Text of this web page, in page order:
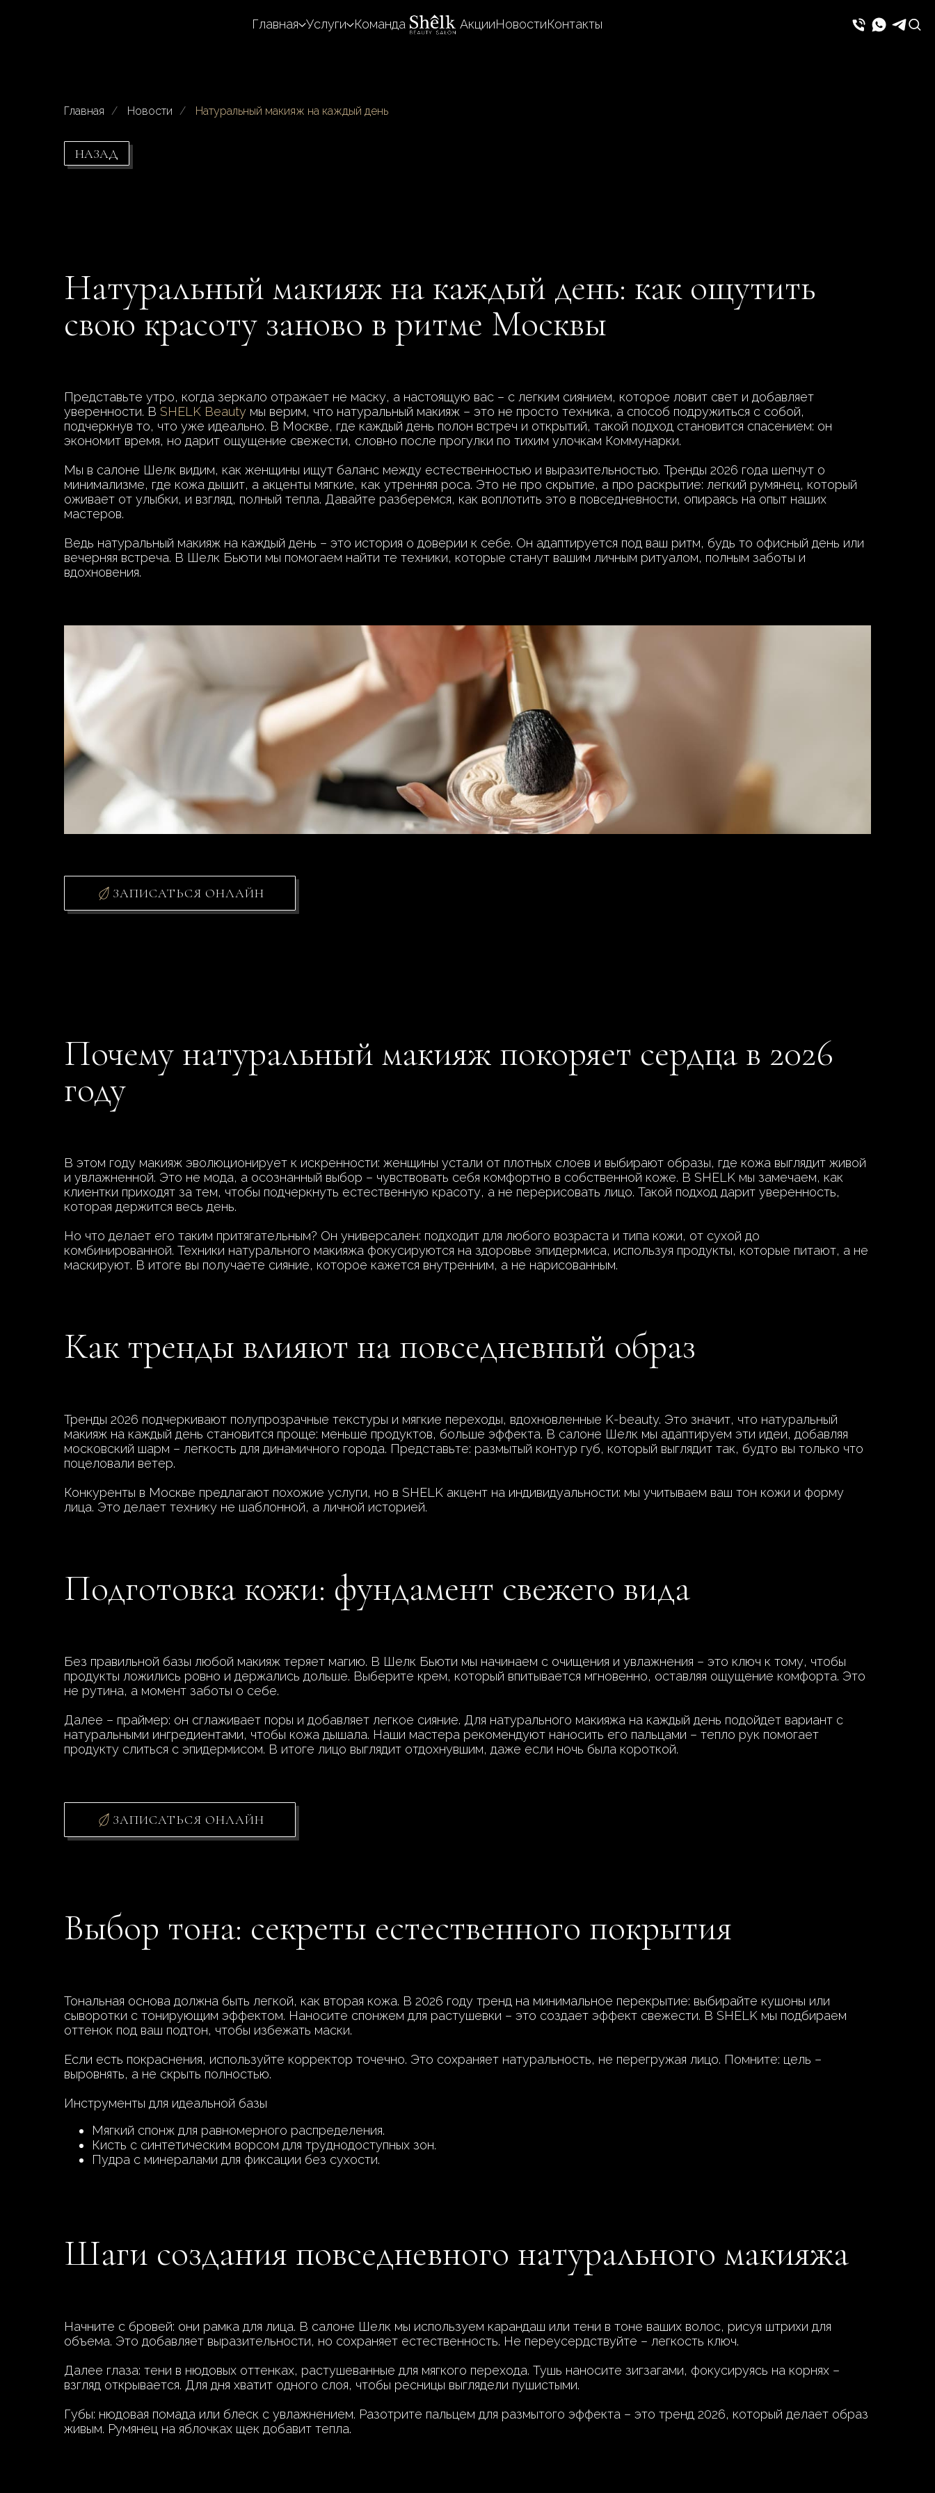
Главная Услуги Команда АкцииНовостиКонтакты
Главная / Новости / Натуральный макияж на каждый день
НАЗАД
Натуральный макияж на каждый день: как ощутить
свою красоту заново в ритме Москвы
Представьте утро, когда зеркало отражает не маску, а настоящую вас – с легким сиянием, которое ловит свет и добавляет
уверенности. В SHELK Beauty мы верим, что натуральный макияж – это не просто техника, а способ подружиться с собой,
подчеркнув то, что уже идеально. В Москве, где каждый день полон встреч и открытий, такой подход становится спасением: он
экономит время, но дарит ощущение свежести, словно после прогулки по тихим улочкам Коммунарки.
Мы в салоне Шелк видим, как женщины ищут баланс между естественностью и выразительностью. Тренды 2026 года шепчут о
минимализме, где кожа дышит, а акценты мягкие, как утренняя роса. Это не про скрытие, а про раскрытие: легкий румянец, который
оживает от улыбки, и взгляд, полный тепла. Давайте разберемся, как воплотить это в повседневности, опираясь на опыт наших
мастеров.
Ведь натуральный макияж на каждый день – это история о доверии к себе. Он адаптируется под ваш ритм, будь то офисный день или
вечерняя встреча. В Шелк Бьюти мы помогаем найти те техники, которые станут вашим личным ритуалом, полным заботы и
вдохновения.
ЗАПИСАТЬСЯ ОНЛАЙН
Почему натуральный макияж покоряет сердца в 2026
году
В этом году макияж эволюционирует к искренности: женщины устали от плотных слоев и выбирают образы, где кожа выглядит живой
и увлажненной. Это не мода, а осознанный выбор – чувствовать себя комфортно в собственной коже. В SHELK мы замечаем, как
клиентки приходят за тем, чтобы подчеркнуть естественную красоту, а не перерисовать лицо. Такой подход дарит уверенность,
которая держится весь день.
Но что делает его таким притягательным? Он универсален: подходит для любого возраста и типа кожи, от сухой до
комбинированной. Техники натурального макияжа фокусируются на здоровье эпидермиса, используя продукты, которые питают, а не
маскируют. В итоге вы получаете сияние, которое кажется внутренним, а не нарисованным.
Как тренды влияют на повседневный образ
Тренды 2026 подчеркивают полупрозрачные текстуры и мягкие переходы, вдохновленные K-beauty. Это значит, что натуральный
макияж на каждый день становится проще: меньше продуктов, больше эффекта. В салоне Шелк мы адаптируем эти идеи, добавляя
московский шарм – легкость для динамичного города. Представьте: размытый контур губ, который выглядит так, будто вы только что
поцеловали ветер.
Конкуренты в Москве предлагают похожие услуги, но в SHELK акцент на индивидуальности: мы учитываем ваш тон кожи и форму
лица. Это делает технику не шаблонной, а личной историей.
Подготовка кожи: фундамент свежего вида
Без правильной базы любой макияж теряет магию. В Шелк Бьюти мы начинаем с очищения и увлажнения – это ключ к тому, чтобы
продукты ложились ровно и держались дольше. Выберите крем, который впитывается мгновенно, оставляя ощущение комфорта. Это
не рутина, а момент заботы о себе.
Далее – праймер: он сглаживает поры и добавляет легкое сияние. Для натурального макияжа на каждый день подойдет вариант с
натуральными ингредиентами, чтобы кожа дышала. Наши мастера рекомендуют наносить его пальцами – тепло рук помогает
продукту слиться с эпидермисом. В итоге лицо выглядит отдохнувшим, даже если ночь была короткой.
ЗАПИСАТЬСЯ ОНЛАЙН
Выбор тона: секреты естественного покрытия
Тональная основа должна быть легкой, как вторая кожа. В 2026 году тренд на минимальное перекрытие: выбирайте кушоны или
сыворотки с тонирующим эффектом. Наносите спонжем для растушевки – это создает эффект свежести. В SHELK мы подбираем
оттенок под ваш подтон, чтобы избежать маски.
Если есть покраснения, используйте корректор точечно. Это сохраняет натуральность, не перегружая лицо. Помните: цель –
выровнять, а не скрыть полностью.
Инструменты для идеальной базы
Мягкий спонж для равномерного распределения.
Кисть с синтетическим ворсом для труднодоступных зон.
Пудра с минералами для фиксации без сухости.
Шаги создания повседневного натурального макияжа
Начните с бровей: они рамка для лица. В салоне Шелк мы используем карандаш или тени в тоне ваших волос, рисуя штрихи для
объема. Это добавляет выразительности, но сохраняет естественность. Не переусердствуйте – легкость ключ.
Далее глаза: тени в нюдовых оттенках, растушеванные для мягкого перехода. Тушь наносите зигзагами, фокусируясь на корнях –
взгляд открывается. Для дня хватит одного слоя, чтобы ресницы выглядели пушистыми.
Губы: нюдовая помада или блеск с увлажнением. Разотрите пальцем для размытого эффекта – это тренд 2026, который делает образ
живым. Румянец на яблочках щек добавит тепла.